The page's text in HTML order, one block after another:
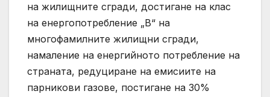
на жилищните сгради, достигане на клас
на енергопотребление „В“ на
многофамилните жилищни сгради,
намаление на енергийното потребление на
страната, редуциране на емисиите на
парникови газове, постигане на 30%